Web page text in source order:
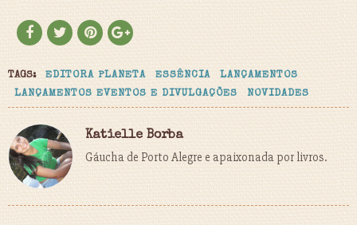
TAGS: EDITORA PLANETA ESSÊNCIA
LANÇAMENTOS
LANÇAMENTOS EVENTOS E DIVULGAÇÕES
NOVIDADES
Katielle Borba
Gáucha de Porto Alegre e apaixonada por livros.